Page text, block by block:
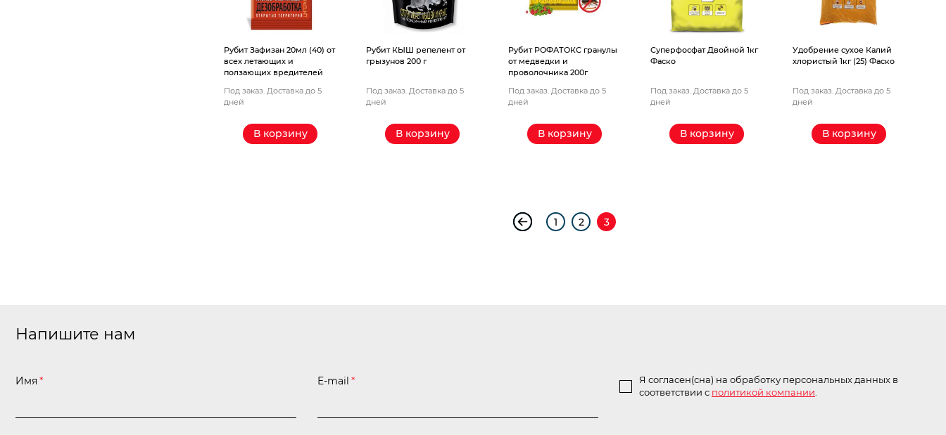
Электрохозтовары
Рубит Зафизан 20мл (40) от
всех летающих и
ползающих вредителей
Под заказ. Доставка до 5
дней
В корзину
Рубит КЫШ репелент от
грызунов 200 г
Под заказ. Доставка до 5
дней
В корзину
Рубит РОФАТОКС гранулы
от медведки и
проволочника 200г
Под заказ. Доставка до 5
дней
В корзину
Суперфосфат Двойной 1кг
Фаско
Под заказ. Доставка до 5
дней
В корзину
Удобрение сухое Калий
хлористый 1кг (25) Фаско
Под заказ. Доставка до 5
дней
В корзину
1 2 3
Напишите нам
Имя * E-mail *
Я согласен(сна) на обработку персональных данных в
соответствии с политикой компании